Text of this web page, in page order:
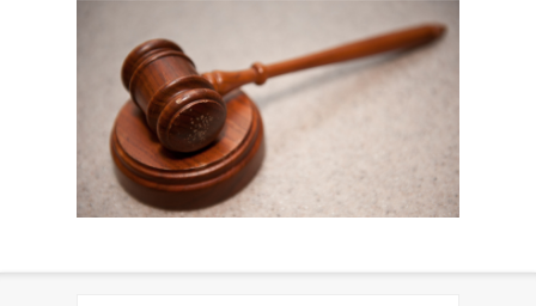
Bologna